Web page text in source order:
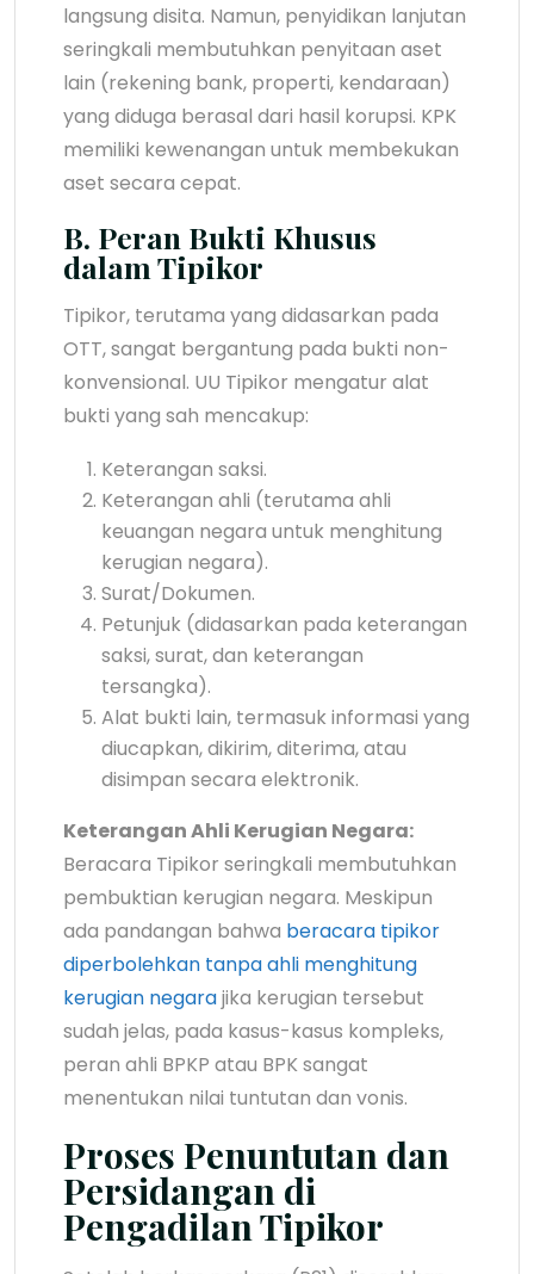
langsung disita. Namun, penyidikan lanjutan
seringkali membutuhkan penyitaan aset
lain (rekening bank, properti, kendaraan)
yang diduga berasal dari hasil korupsi. KPK
memiliki kewenangan untuk membekukan
aset secara cepat.
B. Peran Bukti Khusus
dalam Tipikor
Tipikor, terutama yang didasarkan pada
OTT, sangat bergantung pada bukti non-
konvensional. UU Tipikor mengatur alat
bukti yang sah mencakup:
Keterangan saksi.
Keterangan ahli (terutama ahli
keuangan negara untuk menghitung
kerugian negara).
Surat/Dokumen.
Petunjuk (didasarkan pada keterangan
saksi, surat, dan keterangan
tersangka).
Alat bukti lain, termasuk informasi yang
diucapkan, dikirim, diterima, atau
disimpan secara elektronik.
Keterangan Ahli Kerugian Negara:
Beracara Tipikor seringkali membutuhkan
pembuktian kerugian negara. Meskipun
ada pandangan bahwa beracara tipikor
diperbolehkan tanpa ahli menghitung
kerugian negarajika kerugian tersebut
sudah jelas, pada kasus-kasus kompleks,
peran ahli BPKP atau BPK sangat
menentukan nilai tuntutan dan vonis.
Proses Penuntutan dan
Persidangan di
Pengadilan Tipikor